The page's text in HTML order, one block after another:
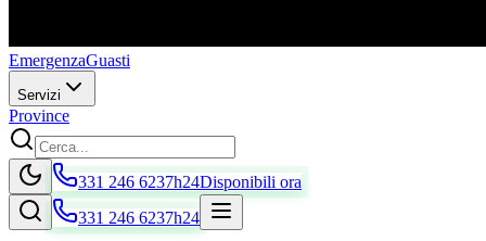
EmergenzaGuasti
Servizi
Province
331 246 6237h24Disponibili ora
331 246 6237h24